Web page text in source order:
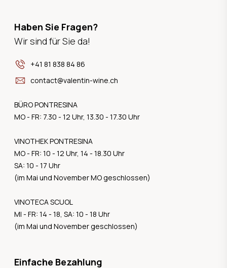
Haben Sie Fragen?
Wir sind für Sie da!
+41 81 838 84 86
contact@valentin-wine.ch
BÜRO PONTRESINA
MO - FR: 7.30 - 12 Uhr, 13.30 - 17.30 Uhr
VINOTHEK PONTRESINA
MO - FR: 10 - 12 Uhr, 14 - 18.30 Uhr
SA: 10 - 17 Uhr
(im Mai und November MO geschlossen)
VINOTECA SCUOL
MI - FR: 14 - 18, SA: 10 - 18 Uhr
(im Mai und November geschlossen)
Einfache Bezahlung